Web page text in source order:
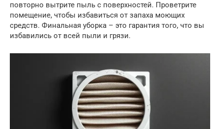
повторно вытрите пыль с поверхностей. Проветрите
помещение, чтобы избавиться от запаха моющих
средств. Финальная уборка – это гарантия того, что вы
избавились от всей пыли и грязи.